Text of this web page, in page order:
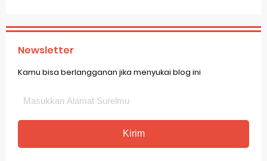
Newsletter
Kamu bisa berlangganan jika menyukai blog ini